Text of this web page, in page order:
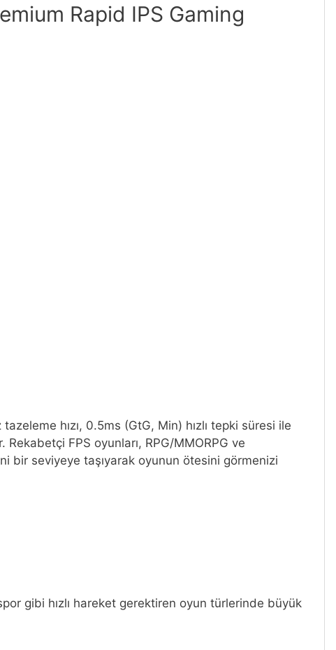
Rapid IPS Gaming
hızı, 0.5ms (GtG, Min) hızlı tepki süresi ile
FPS oyunları, RPG/MMORPG ve
bir seviyeye taşıyarak oyunun ötesini görmenizi
gibi hızlı hareket gerektiren oyun türlerinde büyük